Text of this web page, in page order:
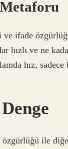
ifade
hızlı ve ne
hız,
ile